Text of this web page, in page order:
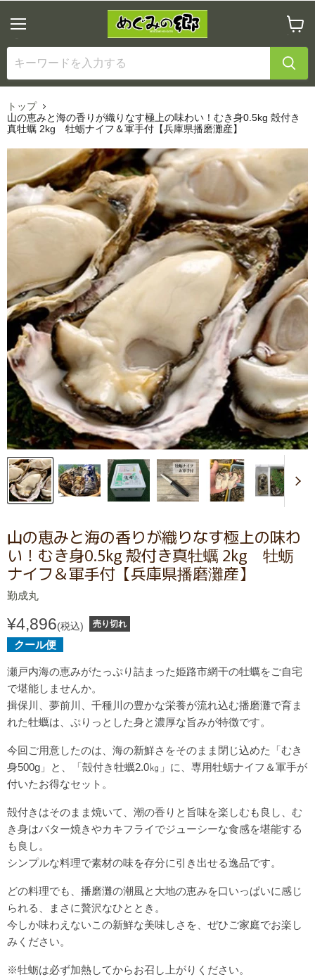
ニ
ュ
ー
ー
ト
を
見
トップ
山の恵みと海の香りが織りなす極上の味わい！むき身0.5kg 殻付き
真牡蠣 2kg 牡蛎ナイフ＆軍手付【兵庫県播磨灘産】
山の恵みと海の香りが織りなす極上の味わ
い！むき身0.5kg 殻付き真牡蠣 2kg 牡蛎
ナイフ＆軍手付【兵庫県播磨灘産】
勤成丸
¥4,896(税込) 売り切れ
クール便
瀬戸内海の恵みがたっぷり詰まった姫路市網干の牡蠣をご自宅
で堪能しませんか。
揖保川、夢前川、千種川の豊かな栄養が流れ込む播磨灘で育ま
れた牡蠣は、ぷりっとした身と濃厚な旨みが特徴です。
今回ご用意したのは、海の新鮮さをそのまま閉じ込めた「むき
身500g」と、「殻付き牡蠣2.0㎏」に、専用牡蛎ナイフ＆軍手が
付いたお得なセット。
殻付きはそのまま焼いて、潮の香りと旨味を楽しむも良し、む
き身はバター焼きやカキフライでジューシーな食感を堪能する
も良し。
シンプルな料理で素材の味を存分に引き出せる逸品です。
どの料理でも、播磨灘の潮風と大地の恵みを口いっぱいに感じ
られる、まさに贅沢なひととき。
今しか味わえないこの新鮮な美味しさを、ぜひご家庭でお楽し
みください。
※牡蛎は必ず加熱してからお召し上がりください。